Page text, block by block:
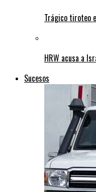
Trágico tiroteo
HRW acusa a
Sucesos